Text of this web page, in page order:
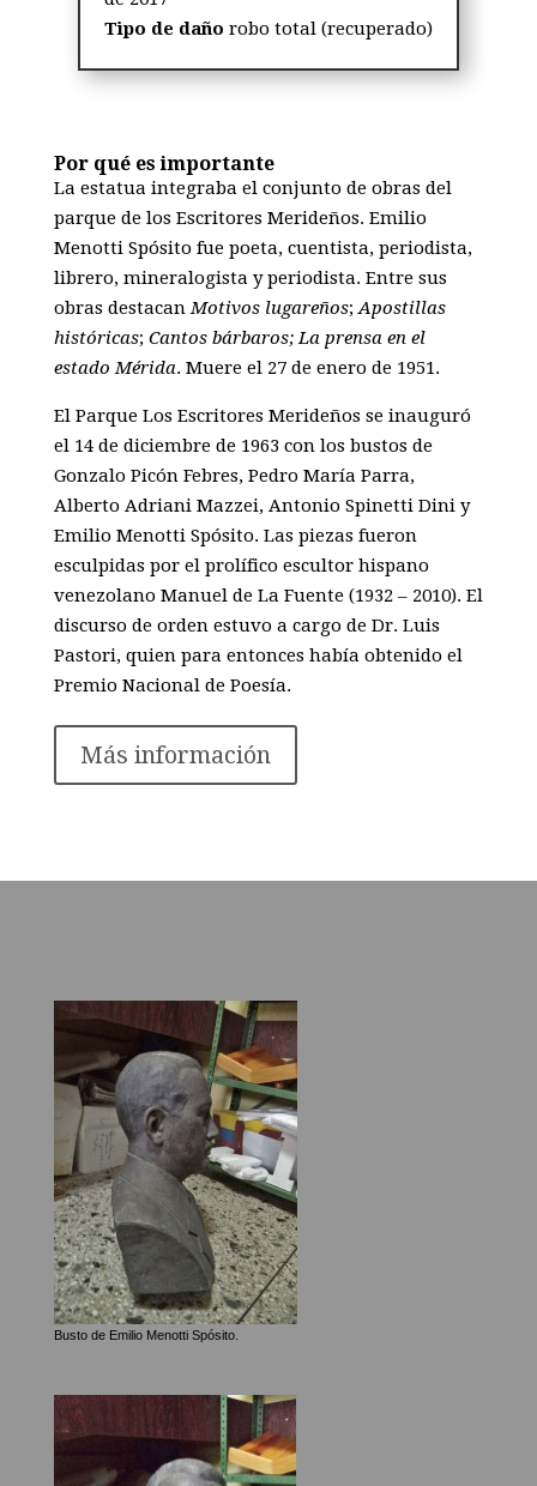
Tipo de daño robo total (recuperado)
Por qué es importante
La estatua integraba el conjunto de obras del
parque de los Escritores Merideños. Emilio
Menotti Spósito fue poeta, cuentista, periodista,
librero, mineralogista y periodista. Entre sus
obras destacanMotivos lugareños;Apostillas
históricas; Cantos bárbaros; La prensa en el
estado Mérida. Muere el 27 de enero de 1951.
El Parque Los Escritores Merideños se inauguró
el 14 de diciembre de 1963 con los bustos de
Gonzalo Picón Febres, Pedro María Parra,
Alberto Adriani Mazzei, Antonio Spinetti Dini y
Emilio Menotti Spósito. Las piezas fueron
esculpidas por el prolífico escultor hispano
venezolano Manuel de La Fuente (1932 – 2010). El
discurso de orden estuvo a cargo de Dr. Luis
Pastori, quien para entonces había obtenido el
Premio Nacional de Poesía.
Más información
Busto de Emilio Menotti Spósito.